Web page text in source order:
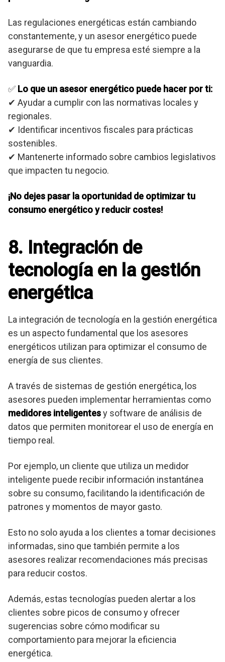
Las regulaciones energéticas están cambiando
constantemente, y un asesor energético puede
asegurarse de que tu empresa esté siempre a la
vanguardia.
✅ Lo que un asesor energético puede hacer por ti:
✔ Ayudar a cumplir con las normativas locales y
regionales.
✔ Identificar incentivos fiscales para prácticas
sostenibles.
✔ Mantenerte informado sobre cambios legislativos
que impacten tu negocio.
¡No dejes pasar la oportunidad de optimizar tu
consumo energético y reducir costes!
8. Integración de
tecnología en la gestión
energética
La integración de tecnología en la gestión energética
es un aspecto fundamental que los asesores
energéticos utilizan para optimizar el consumo de
energía de sus clientes.
A través de sistemas de gestión energética, los
asesores pueden implementar herramientas como
medidores inteligentesy software de análisis de
datos que permiten monitorear el uso de energía en
tiempo real.
Por ejemplo, un cliente que utiliza un medidor
inteligente puede recibir información instantánea
sobre su consumo, facilitando la identificación de
patrones y momentos de mayor gasto.
Esto no solo ayuda a los clientes a tomar decisiones
informadas, sino que también permite a los
asesores realizar recomendaciones más precisas
para reducir costos.
Además, estas tecnologías pueden alertar a los
clientes sobre picos de consumo y ofrecer
sugerencias sobre cómo modificar su
comportamiento para mejorar la eficiencia
energética.